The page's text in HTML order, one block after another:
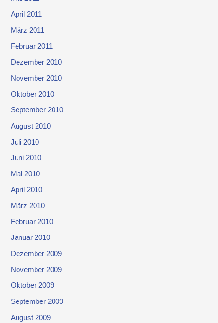
April 2011
März 2011
Februar 2011
Dezember 2010
November 2010
Oktober 2010
September 2010
August 2010
Juli 2010
Juni 2010
Mai 2010
April 2010
März 2010
Februar 2010
Januar 2010
Dezember 2009
November 2009
Oktober 2009
September 2009
August 2009